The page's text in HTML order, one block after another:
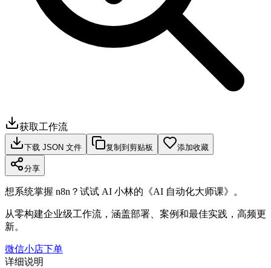
获取工作流
下载 JSON 文件 复制到剪贴板 添加收藏
分享
想系统掌握 n8n？试试 AI 小林的《AI 自动化大师课》。
从零构建企业级工作流，涵盖部署、案例和最佳实践，高频更
新。
微信小店下单
详细说明